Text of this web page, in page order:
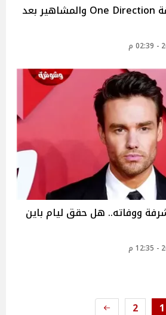
ماذا قال أعضاء فرقة One Direction والمشاهير بعد
ووفاته.. هل حقق ليام باين
1
2